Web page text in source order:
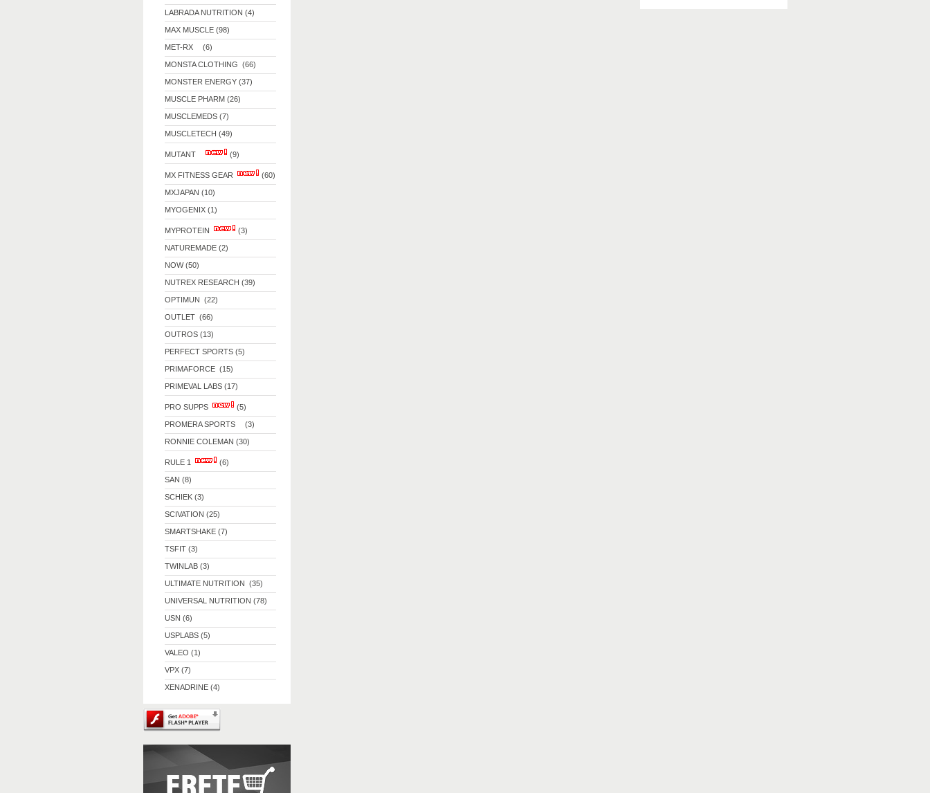
LABRADA NUTRITION (4)
MAX MUSCLE (98)
MET-RX (6)
MONSTA CLOTHING (66)
MONSTER ENERGY (37)
MUSCLE PHARM (26)
MUSCLEMEDS (7)
MUSCLETECH (49)
MUTANT (9)
MX FITNESS GEAR (60)
MXJAPAN (10)
MYOGENIX (1)
MYPROTEIN (3)
NATUREMADE (2)
NOW (50)
NUTREX RESEARCH (39)
OPTIMUN (22)
OUTLET (66)
OUTROS (13)
PERFECT SPORTS (5)
PRIMAFORCE (15)
PRIMEVAL LABS (17)
PRO SUPPS (5)
PROMERA SPORTS (3)
RONNIE COLEMAN (30)
RULE 1 (6)
SAN (8)
SCHIEK (3)
SCIVATION (25)
SMARTSHAKE (7)
TSFIT (3)
TWINLAB (3)
ULTIMATE NUTRITION (35)
UNIVERSAL NUTRITION (78)
USN (6)
USPLABS (5)
VALEO (1)
VPX (7)
XENADRINE (4)